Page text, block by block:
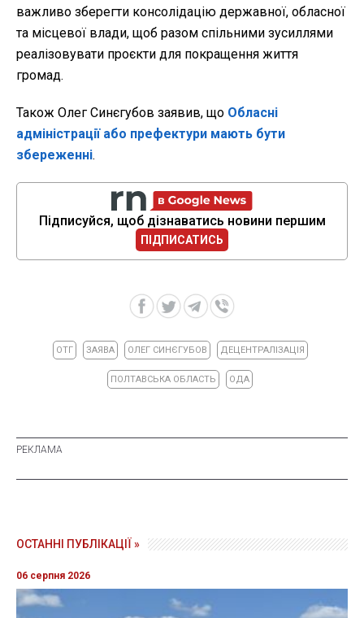
важливо зберегти консолідацію державної, обласної
та місцевої влади, щоб разом спільними зусиллями
реалізовувати проєкти для покращення життя
громад.
Також Олег Синєгубов заявив, що Обласні
адміністрації або префектури мають бути
збереженні.
Підписуйся, щоб дізнаватись новини першим
ПІДПИСАТИСЬ
ОТГ ЗАЯВА ОЛЕГ СИНЄГУБОВ ДЕЦЕНТРАЛІЗАЦІЯ
ПОЛТАВСЬКА ОБЛАСТЬ ОДА
ОСТАННІ ПУБЛІКАЦІЇ »
06 серпня 2026